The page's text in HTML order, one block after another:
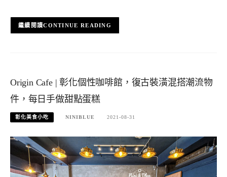
CONTINUE READING
Origin Cafe | 彰化個性咖啡館，復古裝潢混搭潮流物
件，每日手做甜點蛋糕
彰化美食小吃 NINIBLUE 2021-08-31